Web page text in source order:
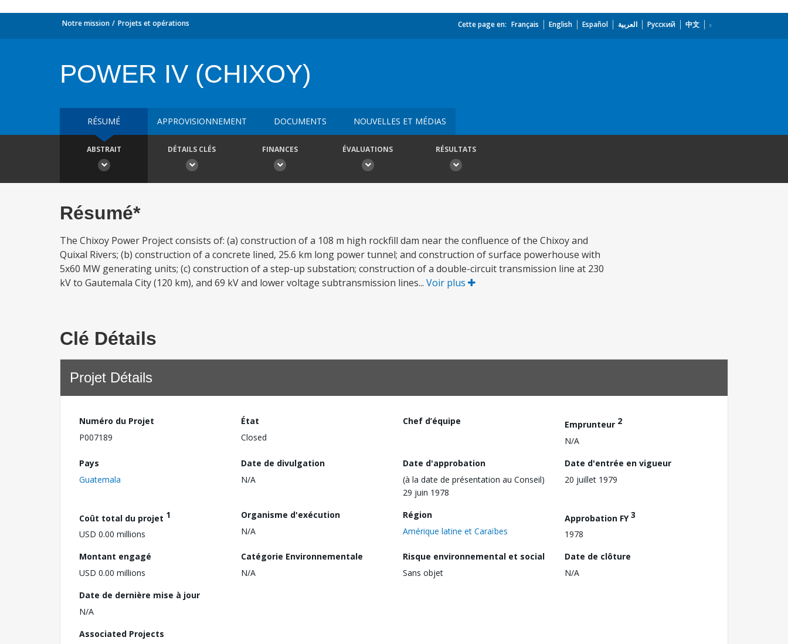
Notre mission Projets et opérations Cette page en: Français English Español العربية Русский 中文
POWER IV (CHIXOY)
RÉSUMÉ APPROVISIONNEMENT DOCUMENTS NOUVELLES ET MÉDIAS
ABSTRAIT DÉTAILS CLÉS FINANCES ÉVALUATIONS RÉSULTATS
Résumé*
The Chixoy Power Project consists of: (a) construction of a 108 m high rockfill dam near the confluence of the Chixoy and
Quixal Rivers; (b) construction of a concrete lined, 25.6 km long power tunnel; and construction of surface powerhouse with
5x60 MW generating units; (c) construction of a step-up substation; construction of a double-circuit transmission line at 230
kV to Gautemala City (120 km), and 69 kV and lower voltage subtransmission lines... Voir plus
Clé Détails
Projet Détails
Numéro du Projet
P007189
État
Closed
Chef d’équipe Emprunteur 2
N/A
Pays
Guatemala
Date de divulgation
N/A
Date d'approbation
(à la date de présentation au Conseil)
29 juin 1978
Date d'entrée en vigueur
20 juillet 1979
Coût total du projet 1
USD 0.00 millions
Organisme d'exécution
N/A
Région
Amérique latine et Caraïbes
Approbation FY3
1978
Montant engagé
USD 0.00 millions
Catégorie Environnementale
N/A
Risque environnemental et social
Sans objet
Date de clôture
N/A
Date de dernière mise à jour
N/A
Associated Projects